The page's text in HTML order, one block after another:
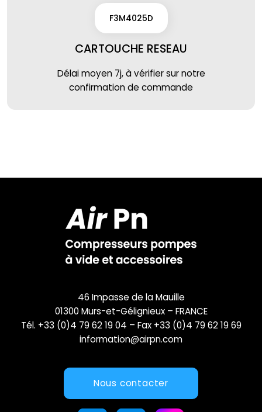
F3M4025D
CARTOUCHE RESEAU
Délai moyen 7j, à vérifier sur notre
confirmation de commande
46 Impasse de la Mauille
01300 Murs-et-Gélignieux – FRANCE
Tél. +33 (0)4 79 62 19 04 – Fax +33 (0)4 79 62 19 69
information@airpn.com
Nous contacter